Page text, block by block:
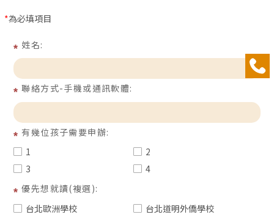
*為必填項目
姓名:
聯絡方式-手機或通訊軟體:
有幾位孩子需要申辦:
1
2
3
4
優先想就讀(複選):
台北歐洲學校
台北道明外僑學校